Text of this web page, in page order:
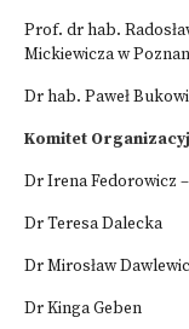
Prof. dr hab.
Mickiewicza w
Dr hab. Paweł
Komitet
Dr Irena Fedorowicz
Dr Teresa Dalecka
Dr Mirosław
Dr Kinga Geben